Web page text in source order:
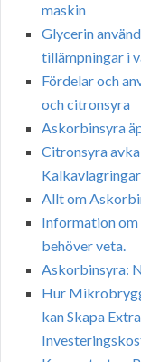
maskin
Glycerin
tillämpningar i
Fördelar och
och citronsyra
Askorbinsyra
Citronsyra
Allt om
Information
behöver veta.
Askorbinsyra:
Hur
kan Skapa